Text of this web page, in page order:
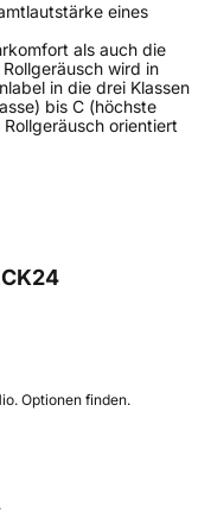
eines
als auch die
wird in
in die drei Klassen
bis C (höchste
orientiert
Optionen finden.